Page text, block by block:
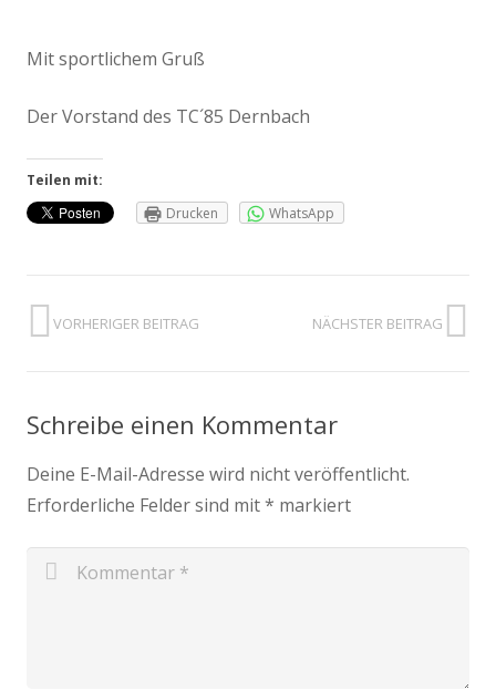
Mit sportlichem Gruß
Der Vorstand des TC´85 Dernbach
Teilen mit:
Drucken
WhatsApp
VORHERIGER BEITRAG NÄCHSTER BEITRAG
Schreibe einen Kommentar
Deine E-Mail-Adresse wird nicht veröffentlicht.
Erforderliche Felder sind mit* markiert